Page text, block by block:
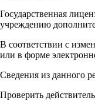
Государственная
учреждению
В соответствии с
или в форме
Сведения из данного
Проверить